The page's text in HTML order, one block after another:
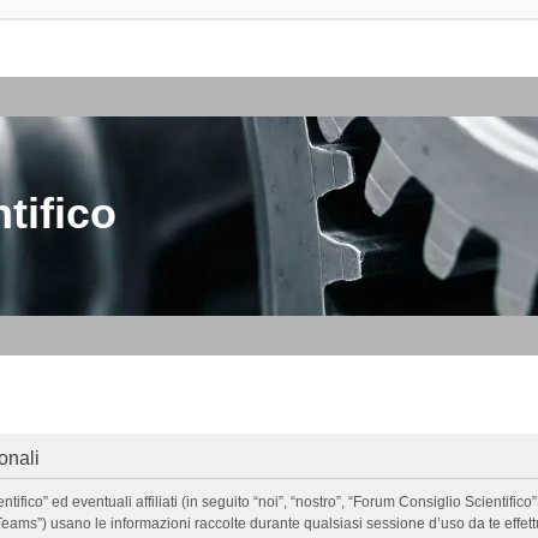
ed eventuali affiliati (in seguito “noi”, “nostro”, “Forum Consiglio
usano le informazioni raccolte durante qualsiasi sessione d’uso da te